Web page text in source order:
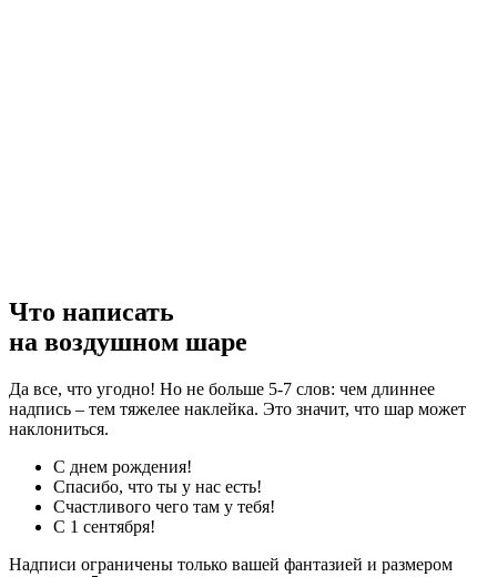
Что написать
на воздушном шаре
Да все, что угодно! Но не больше 5-7 слов: чем длиннее
надпись – тем тяжелее наклейка. Это значит, что шар может
наклониться.
С днем рождения!
Спасибо, что ты у нас есть!
Счастливого чего там у тебя!
С 1 сентября!
Надписи ограничены только вашей фантазией и размером